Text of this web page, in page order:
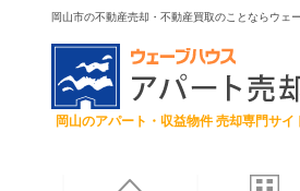
岡山市の不動産売却・不動産買取のことならウェ
岡山のアパート・収益物件 売却専門サイ